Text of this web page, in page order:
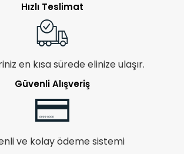
Hızlı Teslimat
en kısa sürede elinize ulaşır.
Güvenli Alışveriş
ve kolay ödeme sistemi